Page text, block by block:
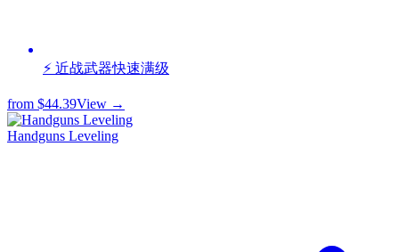
⚡ 近战武器快速满级
from $44.39View →
Handguns Leveling